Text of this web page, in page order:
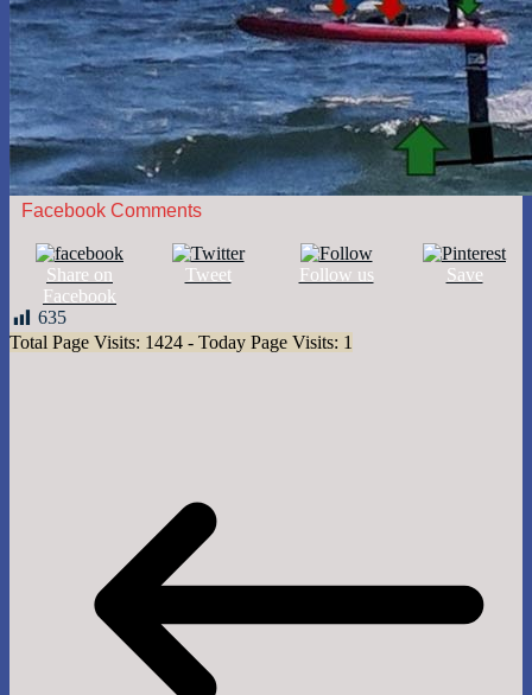
Facebook Comments
Share on
Facebook
Tweet Follow us Save
635
Total Page Visits: 1424 - Today Page Visits: 1